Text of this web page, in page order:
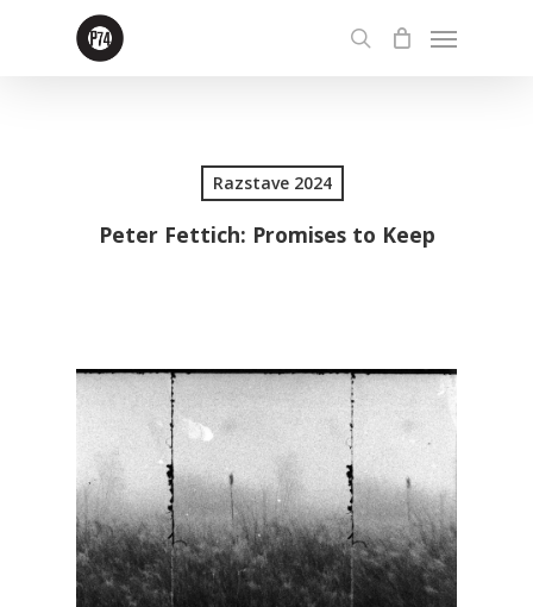
search
Menu
Razstave 2024
Peter Fettich: Promises to Keep